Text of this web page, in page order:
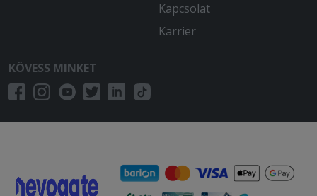
Kapcsolat
Karrier
KÖVESS MINKET